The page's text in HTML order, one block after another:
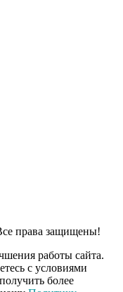
права защищены!
работы сайта.
с условиями
более